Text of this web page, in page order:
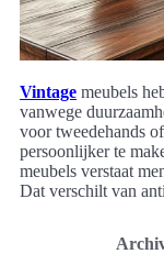
Vintage meubels
vanwege
voor tweedehands
persoonlijker te
meubels verstaat
Dat verschilt van